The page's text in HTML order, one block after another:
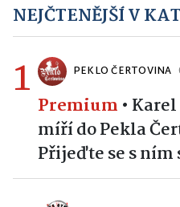
NEJČTENĚJŠÍ V
1 PEKLO ČERTOVINA
Premium •
míří do Pekla
Přijeďte se s ním